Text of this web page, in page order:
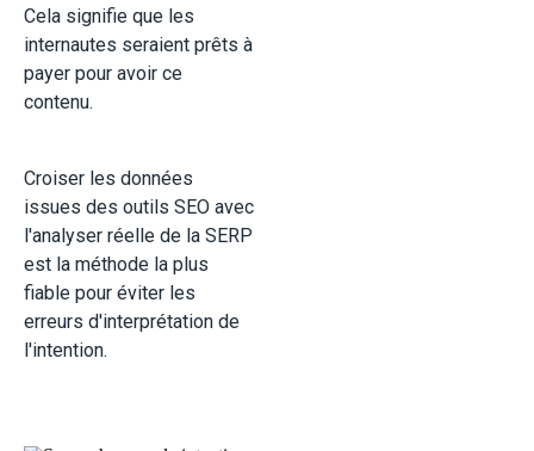
Cela signifie que les
internautes seraient prêts à
payer pour avoir ce
contenu.
Croiser les données
issues des outils SEO avec
l'analyser réelle de la SERP
est la méthode la plus
fiable pour éviter les
erreurs d'interprétation de
l'intention.